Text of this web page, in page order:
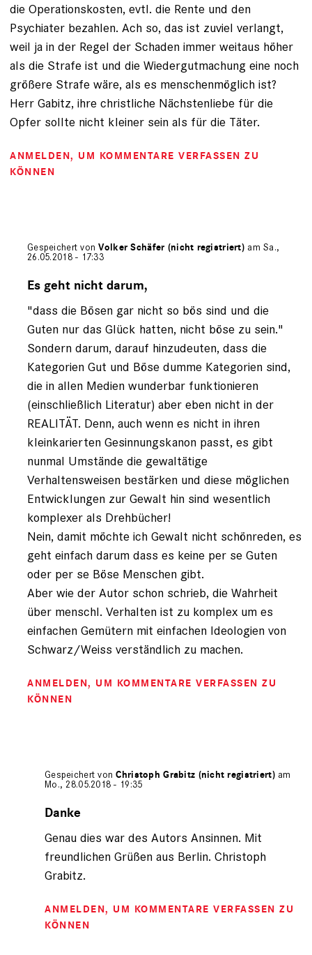
die Operationskosten, evtl. die Rente und den
Psychiater bezahlen. Ach so, das ist zuviel verlangt,
weil ja in der Regel der Schaden immer weitaus höher
als die Strafe ist und die Wiedergutmachung eine noch
größere Strafe wäre, als es menschenmöglich ist?
Herr Gabitz, ihre christliche Nächstenliebe für die
Opfer sollte nicht kleiner sein als für die Täter.
ANMELDEN, UM KOMMENTARE VERFASSEN ZU
KÖNNEN
Gespeichert vonVolker Schäfer (nicht registriert) am Sa.,
26.05.2018 - 17:33
auf
Ockenga
(nicht
Es geht nicht darum,
"dass die Bösen gar nicht so bös sind und die
Guten nur das Glück hatten, nicht böse zu sein."
Sondern darum, darauf hinzudeuten, dass die
Kategorien Gut und Böse dumme Kategorien sind,
die in allen Medien wunderbar funktionieren
(einschließlich Literatur) aber eben nicht in der
REALITÄT. Denn, auch wenn es nicht in ihren
kleinkarierten Gesinnungskanon passt, es gibt
nunmal Umstände die gewaltätige
Verhaltensweisen bestärken und diese möglichen
Entwicklungen zur Gewalt hin sind wesentlich
komplexer als Drehbücher!
Nein, damit möchte ich Gewalt nicht schönreden, es
geht einfach darum dass es keine per se Guten
oder per se Böse Menschen gibt.
Aber wie der Autor schon schrieb, die Wahrheit
über menschl. Verhalten ist zu komplex um es
einfachen Gemütern mit einfachen Ideologien von
Schwarz/Weiss verständlich zu machen.
ANMELDEN, UM KOMMENTARE VERFASSEN ZU
KÖNNEN
Gespeichert vonChristoph Grabitz (nicht registriert)am
Mo., 28.05.2018 - 19:35
auf
Volker
Schäfer
registriert)
Danke
Genau dies war des Autors Ansinnen. Mit
freundlichen Grüßen aus Berlin. Christoph
Grabitz.
ANMELDEN, UM KOMMENTARE VERFASSEN ZU
KÖNNEN